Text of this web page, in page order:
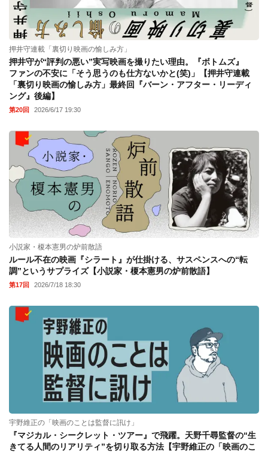
押井守連載「裏切り映画の愉しみ方」
押井守が“評判の悪い”実写映画を撮りたい理由。『ボトムズ』
ファンの不安に「そう思うのも仕方ないかと(笑)」【押井守連載
「裏切り映画の愉しみ方」最終回『バーン・アフター・リーディ
ング』後編】
第20回 2026/6/17 19:30
小説家・榎本憲男の炉前散語
ルール不在の映画『シラート』が仕掛ける、サスペンスへの“転
調”というサプライズ【小説家・榎本憲男の炉前散語】
第17回 2026/7/18 18:30
宇野維正の「映画のことは監督に訊け」
『マジカル・シークレット・ツアー』で飛躍。天野千尋監督の“生
きてる人間のリアリティ”を切り取る方法【宇野維正の「映画のこ